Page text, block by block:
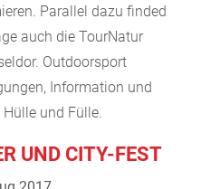
Parallel dazu finded
auch die TourNatur
Outdoorsport
Information und
und Fülle.
UND CITY-FEST